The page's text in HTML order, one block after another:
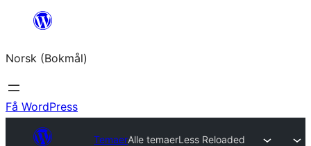
Hopp
innhold
Norsk (Bokmål)
Få WordPress
TemaerAlle temaerLess Reloaded